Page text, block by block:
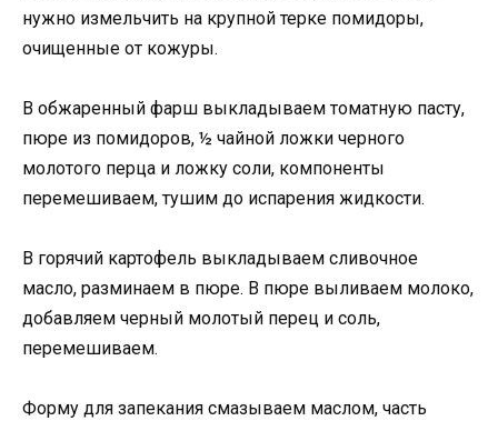
нужно измельчить на крупной терке помидоры,
очищенные от кожуры.
В обжаренный фарш выкладываем томатную пасту,
пюре из помидоров, ½ чайной ложки черного
молотого перца и ложку соли, компоненты
перемешиваем, тушим до испарения жидкости.
В горячий картофель выкладываем сливочное
масло, разминаем в пюре. В пюре выливаем молоко,
добавляем черный молотый перец и соль,
перемешиваем.
Форму для запекания смазываем маслом, часть